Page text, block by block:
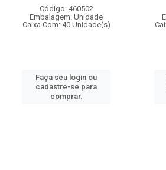
Código: 460502
Embalagem: Unidade
Caixa Com: 40 Unidade(s)
Faça seu login ou
cadastre-se para
comprar.